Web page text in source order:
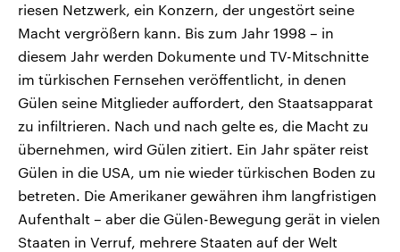
riesen Netzwerk, ein Konzern, der ungestört seine
Macht vergrößern kann. Bis zum Jahr 1998 – in
diesem Jahr werden Dokumente und TV-Mitschnitte
im türkischen Fernsehen veröffentlicht, in denen
Gülen seine Mitglieder auffordert, den Staatsapparat
zu infiltrieren. Nach und nach gelte es, die Macht zu
übernehmen, wird Gülen zitiert. Ein Jahr später reist
Gülen in die USA, um nie wieder türkischen Boden zu
betreten. Die Amerikaner gewähren ihm langfristigen
Aufenthalt – aber die Gülen-Bewegung gerät in vielen
Staaten in Verruf, mehrere Staaten auf der Welt